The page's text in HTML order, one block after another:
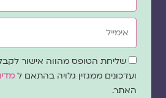
אימייל
שדה
הסכמה
שליחת הטופס מהווה אישור לקבלת
ועדכונים ממגזין גלויה בהתאם ל
האתר.